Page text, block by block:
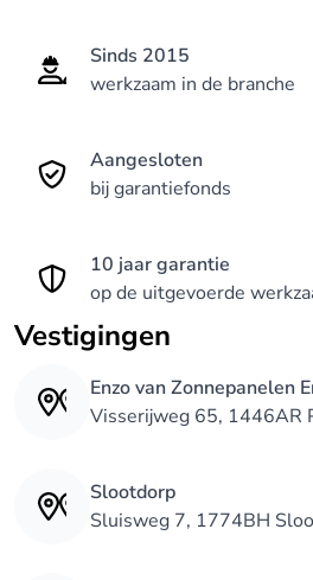
Sinds 2015
werkzaam in de branche
Aangesloten
bij garantiefonds
10 jaar garantie
op de uitgevoerde
Vestigingen
Enzo van Zonnepanelen
Visserijweg 65, 1446AR
Slootdorp
Sluisweg 7, 1774BH